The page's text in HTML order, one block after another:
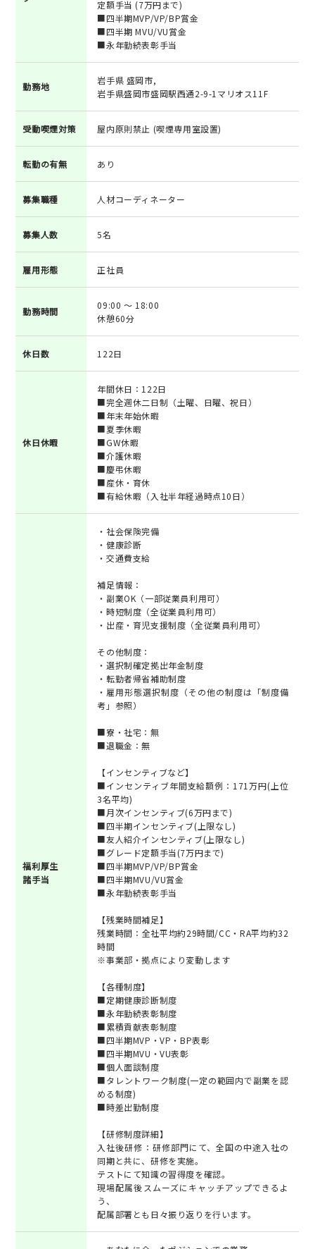
定額手当 (7万円まで)
■四半期MVP/VP/BP賞金
■四半期 MVU/VU賞金
■永年勤続表彰手当
勤務地
岩手県 盛岡市,
岩手県盛岡市盛岡駅西通2-9-1マリオス11F
受動喫煙対策 屋内原則禁止 (喫煙専用室設置)
転勤の有無 あり
募集職種 人材コーディネーター
募集人数 5名
雇用形態 正社員
勤務時間
09:00 ～ 18:00
休憩60分
休日数 122日
休日休暇
年間休日：122日
■完全週休二日制（土曜、日曜、祝日）
■年末年始休暇
■夏季休暇
■GW休暇
■介護休暇
■慶弔休暇
■産休・育休
■有給休暇（入社半年経過時点10日）
福利厚生
諸手当
・社会保険完備
・健康診断
・交通費支給
補足情報：
・副業OK（一部従業員利用可）
・時短制度（全従業員利用可）
・出産・育児支援制度（全従業員利用可）
その他制度：
・選択制確定拠出年金制度
・転勤者帰省補助制度
・雇用形態選択制度（その他の制度は「制度備
考」参照）
■寮・社宅：無
■退職金：無
【インセンティブなど】
■インセンティブ年間支給額例：171万円(上位
3名平均)
■月次インセンティブ(6万円まで)
■四半期インセンティブ(上限なし)
■友人紹介インセンティブ(上限なし)
■グレード定額手当(7万円まで)
■四半期MVP/VP/BP賞金
■四半期MVU/VU賞金
■永年勤続表彰手当
【残業時間補足】
残業時間：全社平均約29時間/CC・RA平均約32
時間
※事業部・拠点により変動します
【各種制度】
■定期健康診断制度
■永年勤続表彰制度
■累積貢献表彰制度
■四半期MVP・VP・BP表彰
■四半期MVU・VU表彰
■個人面談制度
■タレントワーク制度(一定の範囲内で副業を認
める制度)
■時差出勤制度
【研修制度詳細】
入社後研修：研修部門にて、全国の中途入社の
同期と共に、研修を実施。
テストにて知識の習得度を確認。
現場配属後スムーズにキャッチアップできるよ
う、
配属部署とも日々振り返りを行います。